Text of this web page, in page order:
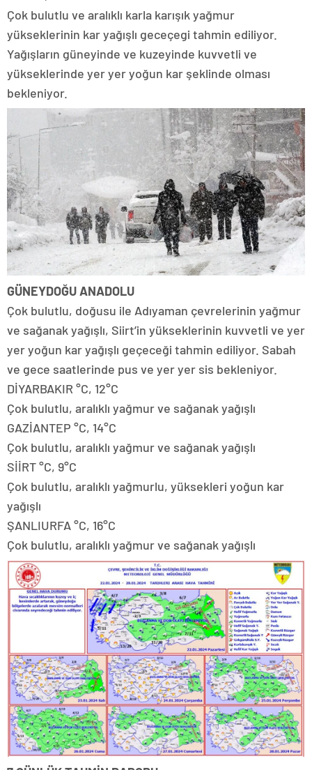
Çok bulutlu ve aralıklı karla karışık yağmur
yükseklerinin kar yağışlı geceçegi tahmin ediliyor.
Yağışların güneyinde ve kuzeyinde kuvvetli ve
yükseklerinde yer yer yoğun kar şeklinde olması
bekleniyor.
GÜNEYDOĞU ANADOLU
Çok bulutlu, doğusu ile Adıyaman çevrelerinin yağmur
ve sağanak yağışlı, Siirt’in yükseklerinin kuvvetli ve yer
yer yoğun kar yağışlı geçeceği tahmin ediliyor. Sabah
ve gece saatlerinde pus ve yer yer sis bekleniyor.
DİYARBAKIR °C, 12°C
Çok bulutlu, aralıklı yağmur ve sağanak yağışlı
GAZİANTEP °C, 14°C
Çok bulutlu, aralıklı yağmur ve sağanak yağışlı
SİİRT °C, 9°C
Çok bulutlu, aralıklı yağmurlu, yüksekleri yoğun kar
yağışlı
ŞANLIURFA °C, 16°C
Çok bulutlu, aralıklı yağmur ve sağanak yağışlı